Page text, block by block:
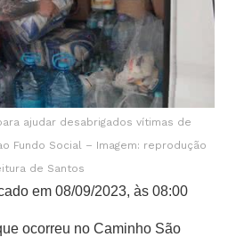
ajudar desabrigados vítimas de
Fundo Social – Imagem: reprodução
de Santos
em 08/09/2023, às 08:00
ocorreu no Caminho São